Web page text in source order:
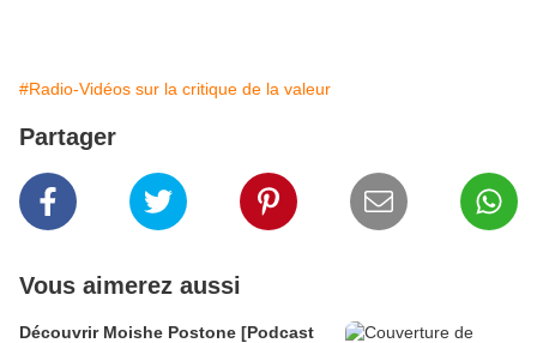
#Radio-Vidéos sur la critique de la valeur
Partager
Vous aimerez aussi
Découvrir Moishe Postone [Podcast